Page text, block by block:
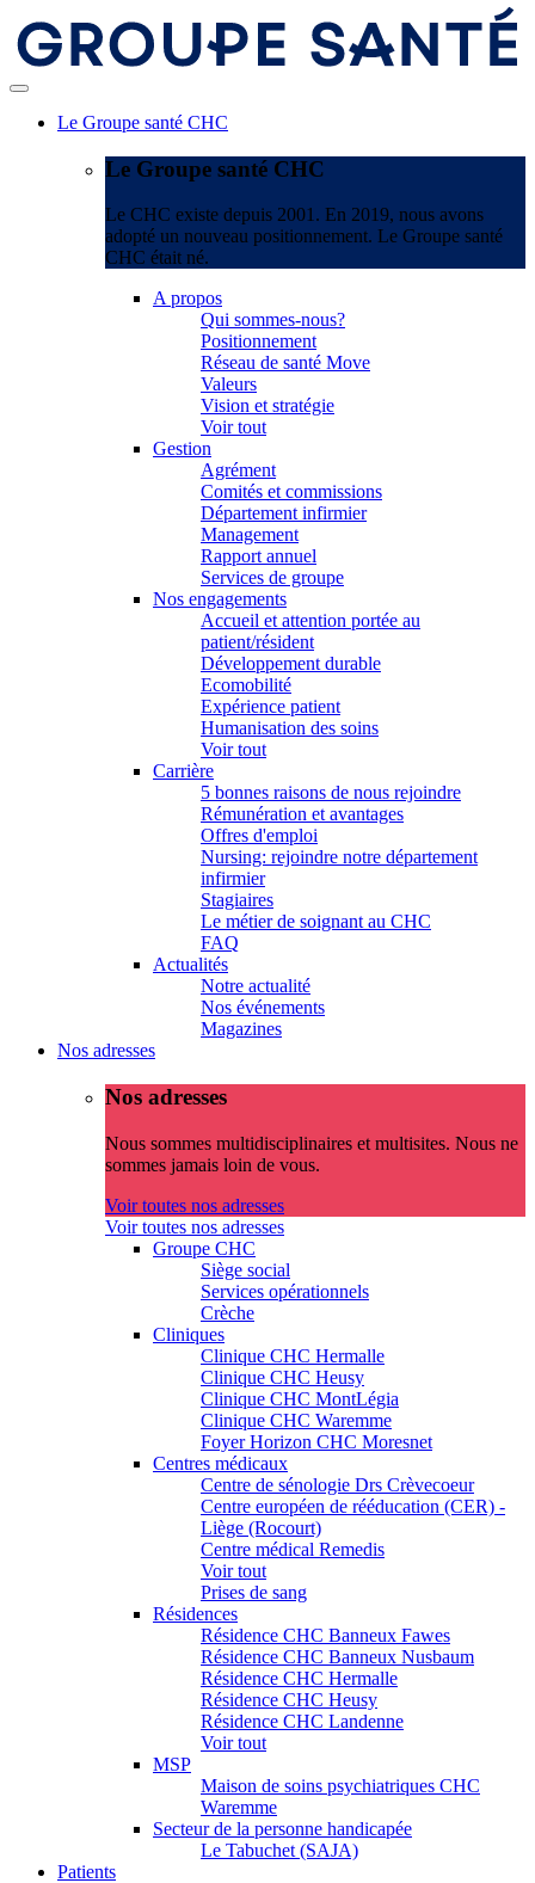
Le Groupe santé CHC
Le Groupe santé CHC
Le CHC existe depuis 2001. En 2019, nous avons
adopté un nouveau positionnement. Le Groupe santé
CHC était né.
A propos
Qui sommes-nous?
Positionnement
Réseau de santé Move
Valeurs
Vision et stratégie
Voir tout
Gestion
Agrément
Comités et commissions
Département infirmier
Management
Rapport annuel
Services de groupe
Nos engagements
Accueil et attention portée au
patient/résident
Développement durable
Ecomobilité
Expérience patient
Humanisation des soins
Voir tout
Carrière
5 bonnes raisons de nous rejoindre
Rémunération et avantages
Offres d'emploi
Nursing: rejoindre notre département
infirmier
Stagiaires
Le métier de soignant au CHC
FAQ
Actualités
Notre actualité
Nos événements
Magazines
Nos adresses
Nos adresses
Nous sommes multidisciplinaires et multisites. Nous ne
sommes jamais loin de vous.
Voir toutes nos adresses
Voir toutes nos adresses
Groupe CHC
Siège social
Services opérationnels
Crèche
Cliniques
Clinique CHC Hermalle
Clinique CHC Heusy
Clinique CHC MontLégia
Clinique CHC Waremme
Foyer Horizon CHC Moresnet
Centres médicaux
Centre de sénologie Drs Crèvecoeur
Centre européen de rééducation (CER) -
Liège (Rocourt)
Centre médical Remedis
Voir tout
Prises de sang
Résidences
Résidence CHC Banneux Fawes
Résidence CHC Banneux Nusbaum
Résidence CHC Hermalle
Résidence CHC Heusy
Résidence CHC Landenne
Voir tout
MSP
Maison de soins psychiatriques CHC
Waremme
Secteur de la personne handicapée
Le Tabuchet (SAJA)
Patients